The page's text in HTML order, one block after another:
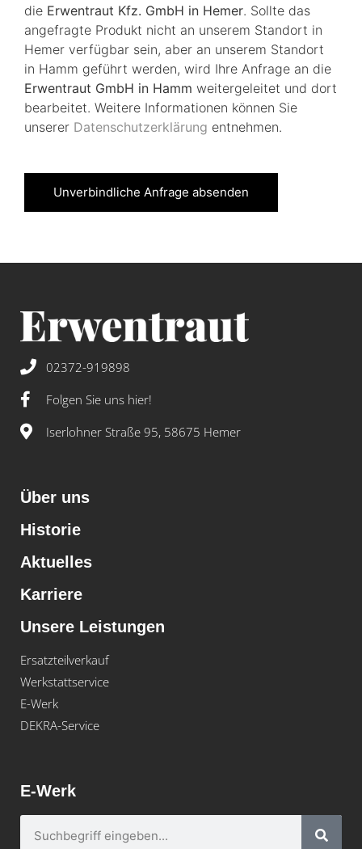
die Erwentraut Kfz. GmbH in Hemer. Sollte das
angefragte Produkt nicht an unserem Standort in
Hemer verfügbar sein, aber an unserem Standort
in Hamm geführt werden, wird Ihre Anfrage an die
Erwentraut GmbH in Hamm weitergeleitet und dort
bearbeitet. Weitere Informationen können Sie
unserer Datenschutzerklärung entnehmen.
Unverbindliche Anfrage absenden
02372-919898
Folgen Sie uns hier!
Iserlohner Straße 95, 58675 Hemer
Über uns
Historie
Aktuelles
Karriere
Unsere Leistungen
Ersatzteilverkauf
Werkstattservice
E-Werk
DEKRA-Service
E-Werk